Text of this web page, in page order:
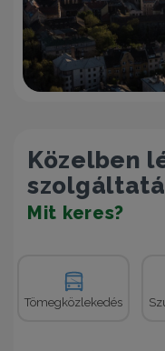
Közelben
Mit keres?
Tömegközlekedés